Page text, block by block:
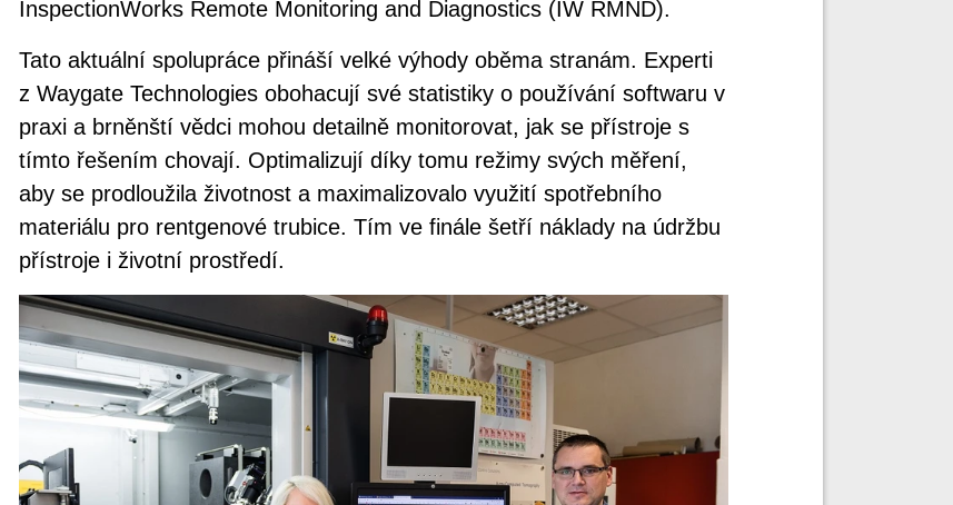
InspectionWorks Remote Monitoring and Diagnostics (IW RMND).
Tato aktuální spolupráce přináší velké výhody oběma stranám. Experti
z Waygate Technologies obohacují své statistiky o používání softwaru v
praxi a brněnští vědci mohou detailně monitorovat, jak se přístroje s
tímto řešením chovají. Optimalizují díky tomu režimy svých měření,
aby se prodloužila životnost a maximalizovalo využití spotřebního
materiálu pro rentgenové trubice. Tím ve finále šetří náklady na údržbu
přístroje i životní prostředí.